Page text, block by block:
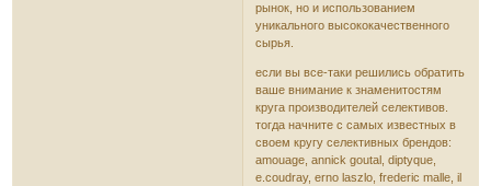
рынок, но и использованием
уникального высококачественного
сырья.
если вы все-таки решились обратить
ваше внимание к знаменитостям
круга производителей селективов.
тогда начните с самых известных в
своем кругу селективных брендов:
amouage, annick goutal, diptyque,
e.coudray, erno laszlo, frederic malle, il